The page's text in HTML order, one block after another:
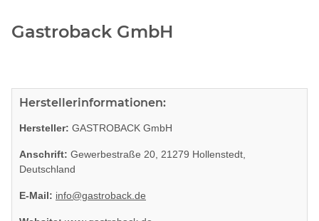
Gastroback GmbH
Herstellerinformationen:
Hersteller: GASTROBACK GmbH
Anschrift: Gewerbestraße 20, 21279 Hollenstedt,
Deutschland
E-Mail: info@gastroback.de